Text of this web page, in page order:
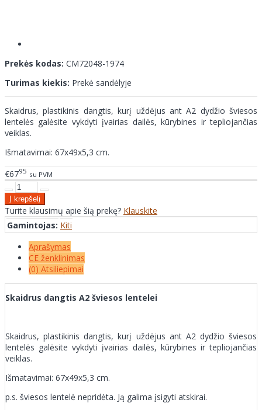
Prekės kodas: CM72048-1974
Turimas kiekis: Prekė sandėlyje
Skaidrus, plastikinis dangtis, kurį uždėjus ant A2 dydžio šviesos
lentelės galėsite vykdyti įvairias dailės, kūrybines ir tepliojančias
veiklas.
Išmatavimai: 67x49x5,3 cm.
€6795 su PVM
Turite klausimų apie šią prekę? Klauskite
Gamintojas: Kiti
Aprašymas
CE ženklinimas
(0) Atsiliepimai
Skaidrus dangtis A2 šviesos lentelei
Skaidrus, plastikinis dangtis, kurį uždėjus ant A2 dydžio šviesos
lentelės galėsite vykdyti įvairias dailės, kūrybines ir tepliojančias
veiklas.
Išmatavimai: 67x49x5,3 cm.
p.s. šviesos lentelė nepridėta. Ją galima įsigyti atskirai.